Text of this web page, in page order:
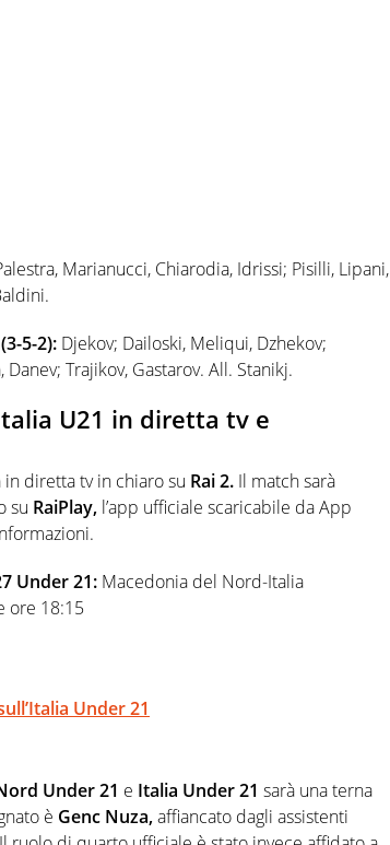
Marianucci, Chiarodia, Idrissi; Pisilli, Lipani,
5-2): Djekov; Dailoski, Meliqui, Dzhekov;
Trajikov, Gastarov. All. Stanikj.
U21 in diretta tv e
in diretta tv in chiaro su Rai 2. Il match sarà
su RaiPlay, l’app ufficiale scaricabile da App
Under 21: Macedonia del Nord-Italia
ore 18:15
Under 21
Under 21 e Italia Under 21 sarà una terna
è Genc Nuza,affiancato dagli assistenti